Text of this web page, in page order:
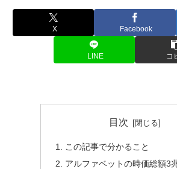
X Facebook
LINE コ
目次
この記事で分かること
アルファベットの時価総額3